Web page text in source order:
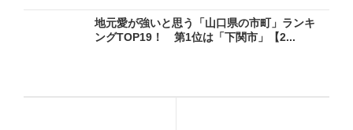
地元愛が強いと思う「山口県の市町」ランキ
ングTOP19！ 第1位は「下関市」【2...